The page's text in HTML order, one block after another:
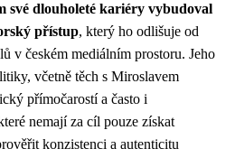
své dlouholeté kariéry vybudoval
přístup, který ho odlišuje od
v českém mediálním prostoru. Jeho
včetně těch s Miroslavem
přímočarostí a často i
nemají za cíl pouze získat
konzistenci a autenticitu